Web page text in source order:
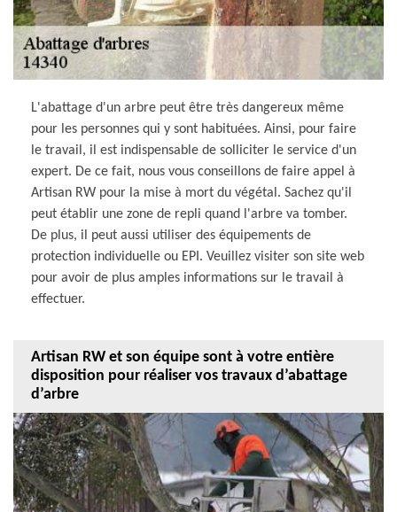
L'abattage d'un arbre peut être très dangereux même
pour les personnes qui y sont habituées. Ainsi, pour faire
le travail, il est indispensable de solliciter le service d'un
expert. De ce fait, nous vous conseillons de faire appel à
Artisan RW pour la mise à mort du végétal. Sachez qu'il
peut établir une zone de repli quand l'arbre va tomber.
De plus, il peut aussi utiliser des équipements de
protection individuelle ou EPI. Veuillez visiter son site web
pour avoir de plus amples informations sur le travail à
effectuer.
Artisan RW et son équipe sont à votre entière
disposition pour réaliser vos travaux d’abattage
d’arbre